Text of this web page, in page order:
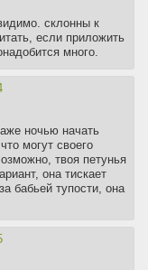
склонны к
если приложить
много.
ночью начать
могут своего
твоя петунья
она тискает
бабьей тупости, она